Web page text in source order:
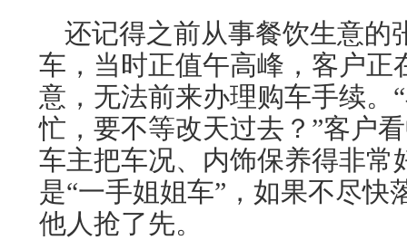
还记得之前从事餐饮生意的
车，当时正值午高峰，客户正
意，无法前来办理购车手续。
忙，要不等改天过去？”客户
车主把车况、内饰保养得非常
是“一手姐姐车”，如果不尽快
他人抢了先。